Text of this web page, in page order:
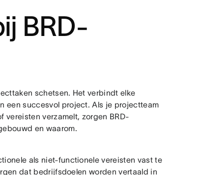
BRD-
schetsen. Het verbindt elke
een succesvol project. Als je projectteam
verzamelt, zorgen BRD-
en waarom.
als niet-functionele vereisten vast te
dat bedrijfsdoelen worden vertaald in